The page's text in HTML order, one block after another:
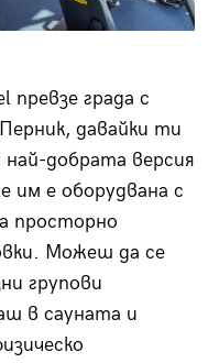
превзе града с
давайки ти
добрата версия
им е оборудвана с
просторно
Можеш да се
групови
в сауната и